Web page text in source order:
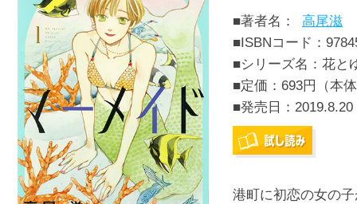
■著者名：
高尾滋
■ISBNコード：
■シリーズ名：花と
■定価：693円（本
■発売日： 2019.8.20
港町に初恋の女の